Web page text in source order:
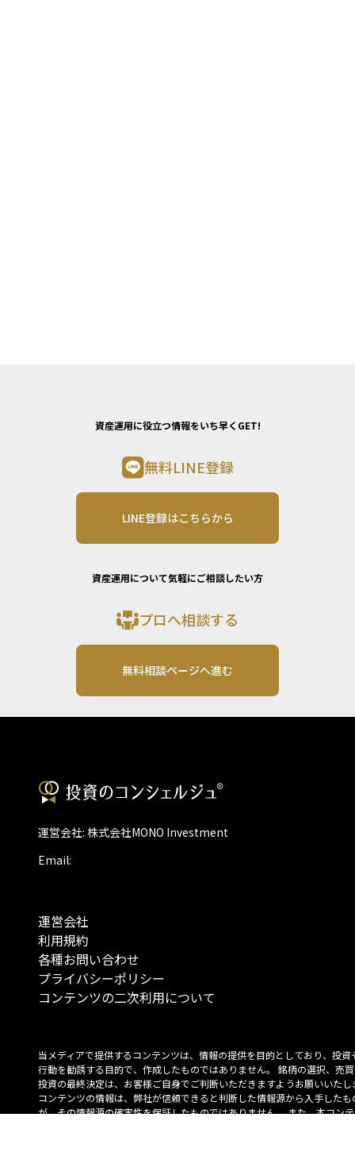
資産運用に役立つ情報をいち早くGET!
無料LINE登録
LINE登録はこちらから
資産運用について気軽にご相談したい方
プロへ相談する
無料相談ページへ進む
運営会社: 株式会社MONO Investment
Email:
運営会社
利用規約
各種お問い合わせ
プライバシーポリシー
コンテンツの二次利用について
当メディアで提供するコンテンツは、情報の提供を目的としており、投資
行動を勧誘する目的で、作成したものではありません。 銘柄の選択、売
投資の最終決定は、お客様ご自身でご判断いただきますようお願いいたし
コンテンツの情報は、弊社が信頼できると判断した情報源から入手したも
が、その情報源の確実性を保証したものではありません。 また、本コン